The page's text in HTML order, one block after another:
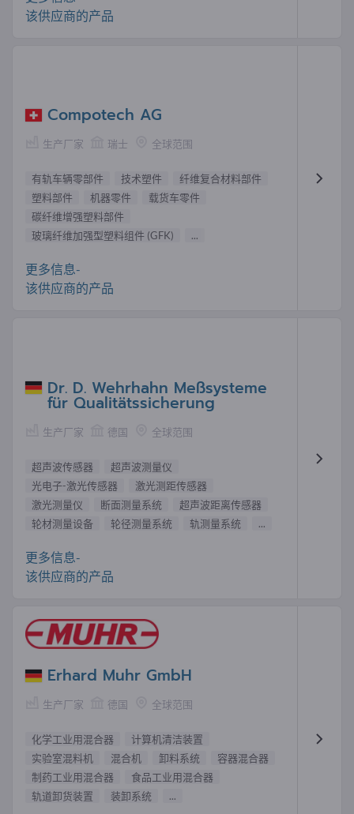
该供应商的产品
Compotech AG
生产厂家 瑞士 全球范围
有轨车辆零部件 技术塑件
纤维复合材料部件
塑料部件
机器零件
载货车零件
碳纤维增强塑料部件
玻璃纤维加​​强型塑料组件 (GFK)
...
更多信息-
该供应商的产品
Dr. D. Wehrhahn Meßsysteme
für Qualitätssicherung
生产厂家 德国 全球范围
超声波传感器
超声波测量仪
光电子-激光传感器
激光测距传感器
激光测量仪
断面测量系统
超声波距离传感器
轮材测量设备
轮径测量系统 轨测量系统 ...
更多信息-
该供应商的产品
Erhard Muhr GmbH
生产厂家 德国 全球范围
化学工业用混合器
计算机清洁装置
实验室混料机
混合机 卸料系统
容器混合器
制药工业用混合器
食品工业用混合器
轨道卸货装置
装卸系统 ...